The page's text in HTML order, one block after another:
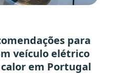
para
veículo elétrico
em Portugal